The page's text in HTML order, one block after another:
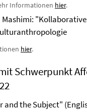
Informationen hier.
hier.
Schwerpunkt
and the Subject"